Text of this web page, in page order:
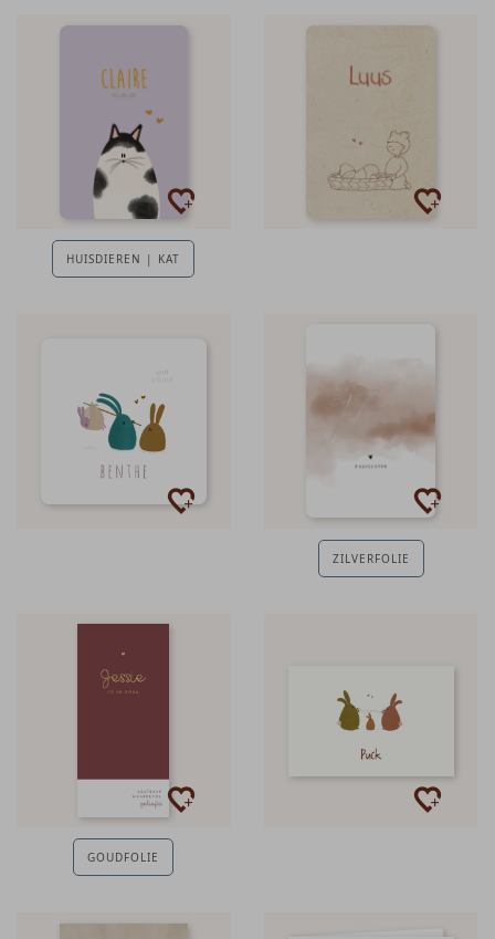
HUISDIEREN | KAT
ZILVERFOLIE
GOUDFOLIE